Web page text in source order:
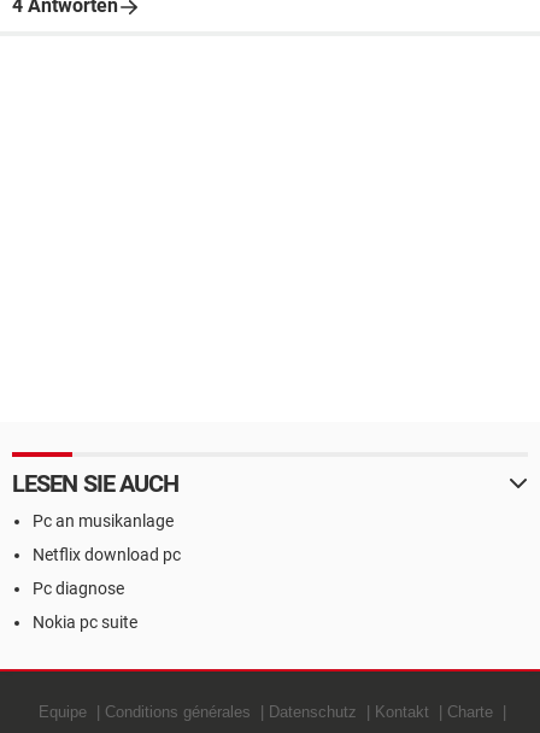
4 Antworten
LESEN SIE AUCH
Pc an musikanlage
Netflix download pc
Pc diagnose
Nokia pc suite
Equipe Conditions générales Datenschutz Kontakt Charte